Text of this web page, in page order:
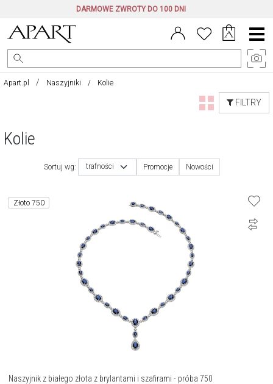
DARMOWE ZWROTY DO 100 DNI
Menu
główne
Apart.pl Naszyjniki Kolie
FILTRY
Kolie
Sortuj wg: trafności Promocje Nowości
Złoto 750
Naszyjnik z białego złota z brylantami i szafirami - próba 750